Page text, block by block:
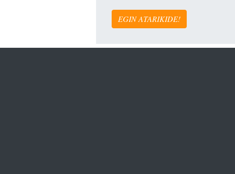
EGIN ATARIKIDE!